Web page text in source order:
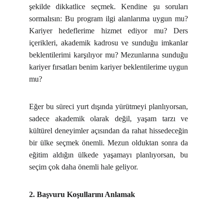
şekilde dikkatlice seçmek. Kendine şu soruları
sormalısın: Bu program ilgi alanlarıma uygun mu?
Kariyer hedeflerime hizmet ediyor mu? Ders
içerikleri, akademik kadrosu ve sunduğu imkanlar
beklentilerimi karşılıyor mu? Mezunlarına sunduğu
kariyer fırsatları benim kariyer beklentilerime uygun
mu?
Eğer bu süreci yurt dışında yürütmeyi planlıyorsan,
sadece akademik olarak değil, yaşam tarzı ve
kültürel deneyimler açısından da rahat hissedeceğin
bir ülke seçmek önemli. Mezun olduktan sonra da
eğitim aldığın ülkede yaşamayı planlıyorsan, bu
seçim çok daha önemli hale geliyor.
2. Başvuru Koşullarını Anlamak